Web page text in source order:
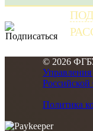
© 2026
Политика